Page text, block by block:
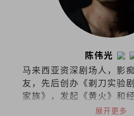
陈伟光
马来西亚资深剧场人，影
友，先后创办《剃刀实验
家族》，发起《黄火》和
乐基地Soundmaker。曾
展开更多